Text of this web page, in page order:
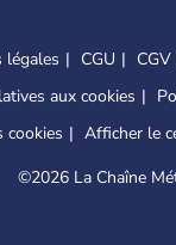
légales CGU CGV
aux cookies
cookies
Afficher le
©2026 La Chaîne